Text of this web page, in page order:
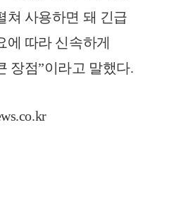
쳐 사용하면 돼 긴급
에 따라 신속하게
장점”이라고 말했다.